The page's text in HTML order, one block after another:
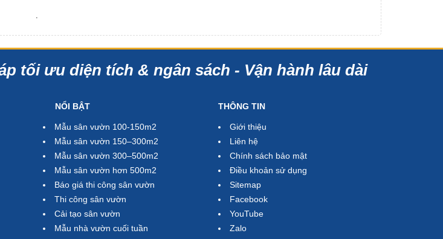
.
tối ưu diện tích & ngân sách - Vận hành lâu dài
NỔI BẬT
Mẫu sân vườn 100-150m2
Mẫu sân vườn 150–300m2
Mẫu sân vườn 300–500m2
Mẫu sân vườn hơn 500m2
Báo giá thi công sân vườn
Thi công sân vườn
Cải tạo sân vườn
Mẫu nhà vườn cuối tuần
THÔNG TIN
Giới thiệu
Liên hệ
Chính sách bảo mật
Điều khoản sử dụng
Sitemap
Facebook
YouTube
Zalo